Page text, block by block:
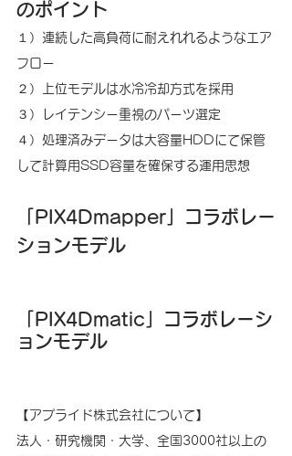
のポイント
１）連続した高負荷に耐えれれるようなエア
フロー
２）上位モデルは水冷冷却方式を採用
３）レイテンシー重視のパーツ選定
４）処理済みデータは大容量HDDにて保管
して計算用SSD容量を確保する運用思想
「PIX4Dmapper」コラボレー
ションモデル
「PIX4Dmatic」コラボレーシ
ョンモデル
【アプライド株式会社について】
法人・研究機関・大学、全国3000社以上の